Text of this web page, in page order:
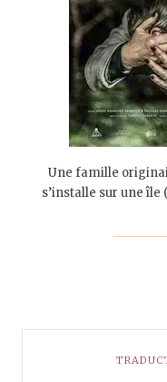
Une famille
s’installe sur une île